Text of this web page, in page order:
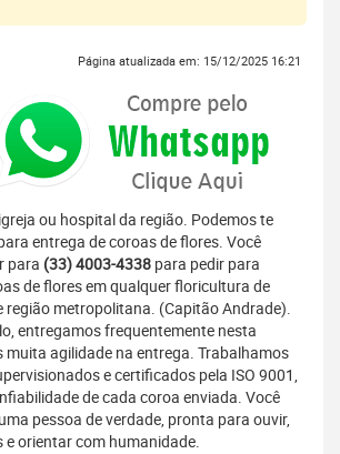
Página atualizada em: 15/12/2025 16:21
ou hospital da região. Podemos te
entrega de coroas de flores. Você
para (33) 4003-4338 para pedir para
de flores em qualquer floricultura de
região metropolitana. (Capitão Andrade).
entregamos frequentemente nesta
muita agilidade na entrega. Trabalhamos
e certificados pela ISO 9001,
de cada coroa enviada. Você
pessoa de verdade, pronta para ouvir,
e orientar com humanidade.